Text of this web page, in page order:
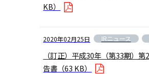
KB）
2020年02月25日 IRニュース
（訂正）平成30年（第33期）
告書 （63 KB）